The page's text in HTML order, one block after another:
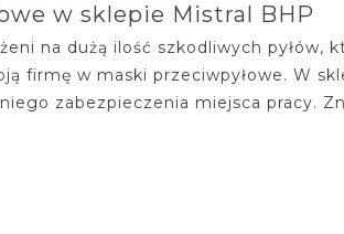
w sklepie Mistral BHP
na dużą ilość szkodliwych pyłów,
firmę w maski przeciwpyłowe. W
zabezpieczenia miejsca pracy.